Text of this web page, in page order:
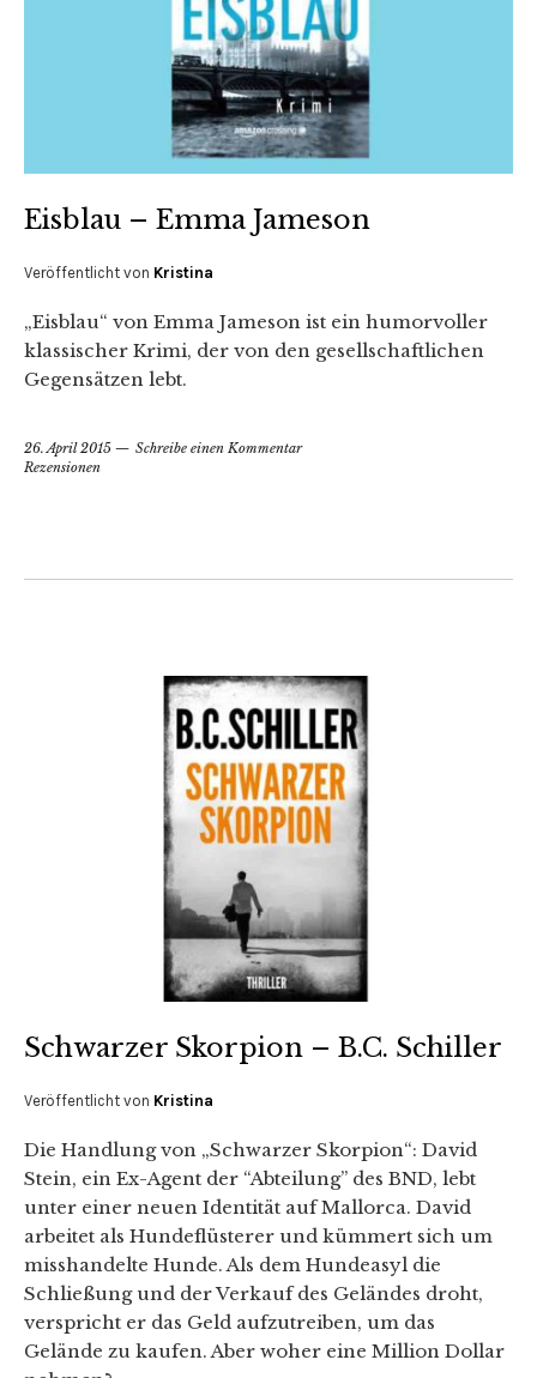
Eisblau – Emma Jameson
Veröffentlicht von Kristina
„Eisblau“ von Emma Jameson ist ein humorvoller
klassischer Krimi, der von den gesellschaftlichen
Gegensätzen lebt.
26. April 2015
Schreibe einen Kommentar
Rezensionen
Schwarzer Skorpion – B.C. Schiller
Veröffentlicht von Kristina
Die Handlung von „Schwarzer Skorpion“: David
Stein, ein Ex-Agent der “Abteilung” des BND, lebt
unter einer neuen Identität auf Mallorca. David
arbeitet als Hundeflüsterer und kümmert sich um
misshandelte Hunde. Als dem Hundeasyl die
Schließung und der Verkauf des Geländes droht,
verspricht er das Geld aufzutreiben, um das
Gelände zu kaufen. Aber woher eine Million Dollar